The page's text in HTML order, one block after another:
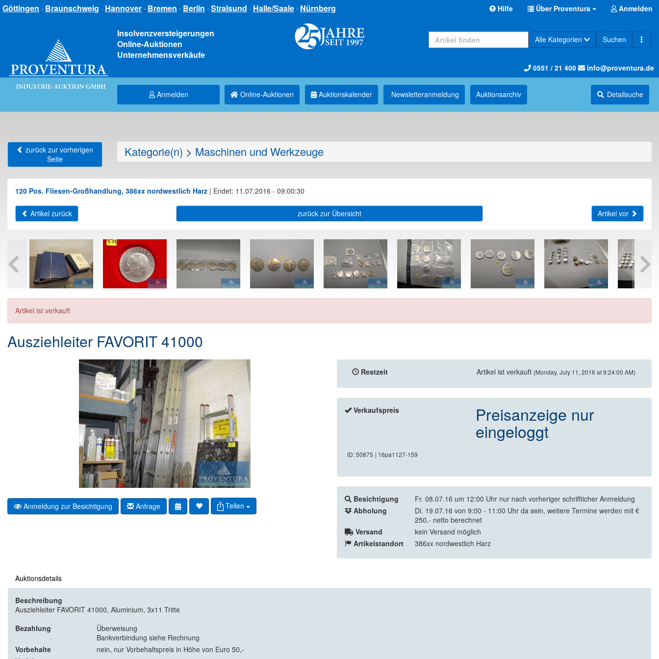
Göttingen · Braunschweig · Hannover · Bremen · Berlin · Stralsund · Halle/Saale · Nürnberg Hilfe Über Proventura Anmelden
Insolvenzversteigerungen
Online-Auktionen
Unternehmensverkäufe
Alle Kategorien Suchen
0551 / 21 400 info@proventura.de
Anmelden Online-Auktionen Auktionskalender Newsletter­anmeldung Auktions­archiv Detailsuche
zurück zur vorherigen
Seite
Kategorie(n) > Maschinen und Werkzeuge
120 Pos. Fliesen-Großhandlung, 386xx nordwestlich Harz | Endet: 11.07.2016 - 09:00:30
Artikel zurück zurück zur Übersicht Artikel vor
Artikel ist verkauft
Ausziehleiter FAVORIT 41000
Anmeldung zur Besichtigung Anfrage Teilen
Restzeit Artikel ist verkauft (Monday, July 11, 2016 at 9:24:00 AM)
Verkaufspreis Preisanzeige nur
eingeloggt
ID: 50875 | 16pa1127-159
Besichtigung
Fr. 08.07.16 um 12:00 Uhr nur nach vorheriger schriflticher Anmeldung
Abholung
Di. 19.07.16 von 9:00 - 11:00 Uhr da sein, weitere Termine werden mit €
250,- netto berechnet
Versand
kein Versand möglich
Artikelstandort
386xx nordwestlich Harz
Auktionsdetails
Beschreibung
Ausziehleiter FAVORIT 41000, Aluminium, 3x11 Tritte
Bezahlung
Überweisung
Bankverbindung siehe Rechnung
Vorbehalte
nein, nur Vorbehaltspreis in Höhe von Euro 50,-